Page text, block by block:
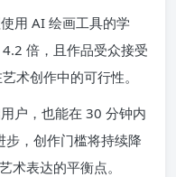
用 AI 绘画工具的学
倍，且作品受众接受
术创作中的可行性。
户，也能在 30 分钟内
，创作门槛将持续降
术表达的平衡点。